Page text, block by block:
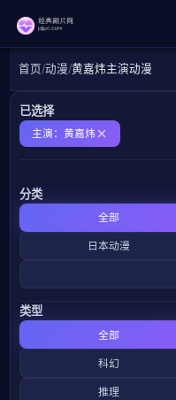
首页 动漫 黄嘉炜主演动漫
已选择
主演：黄嘉炜
分类
全部
日本动漫
类型
全部
科幻
推理